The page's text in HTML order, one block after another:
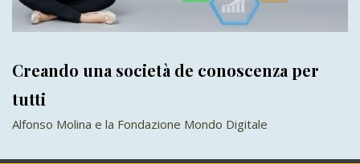
Creando una società de conoscenza per
tutti
Alfonso Molina e la Fondazione Mondo Digitale